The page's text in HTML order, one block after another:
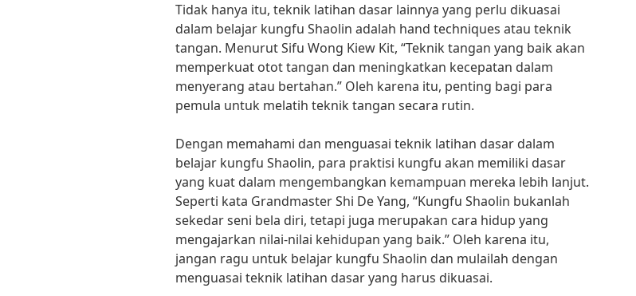
Tidak hanya itu, teknik latihan dasar lainnya yang perlu dikuasai
dalam belajar kungfu Shaolin adalah hand techniques atau teknik
tangan. Menurut Sifu Wong Kiew Kit, “Teknik tangan yang baik akan
memperkuat otot tangan dan meningkatkan kecepatan dalam
menyerang atau bertahan.” Oleh karena itu, penting bagi para
pemula untuk melatih teknik tangan secara rutin.
Dengan memahami dan menguasai teknik latihan dasar dalam
belajar kungfu Shaolin, para praktisi kungfu akan memiliki dasar
yang kuat dalam mengembangkan kemampuan mereka lebih lanjut.
Seperti kata Grandmaster Shi De Yang, “Kungfu Shaolin bukanlah
sekedar seni bela diri, tetapi juga merupakan cara hidup yang
mengajarkan nilai-nilai kehidupan yang baik.” Oleh karena itu,
jangan ragu untuk belajar kungfu Shaolin dan mulailah dengan
menguasai teknik latihan dasar yang harus dikuasai.